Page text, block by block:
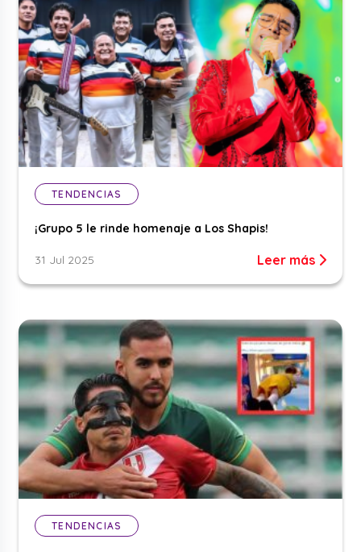
TENDENCIAS
¡Grupo 5 le rinde homenaje a Los Shapis!
31 Jul 2025 Leer más
TENDENCIAS